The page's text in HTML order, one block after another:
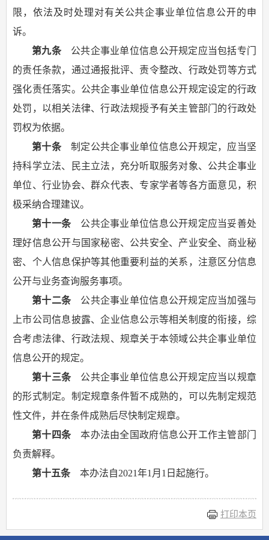
限，依法及时处理对有关公共企事业单位信息公开的申
诉。
第九条公共企事业单位信息公开规定应当包括专门
的责任条款，通过通报批评、责令整改、行政处罚等方式
强化责任落实。公共企事业单位信息公开规定设定的行政
处罚，以相关法律、行政法规授予有关主管部门的行政处
罚权为依据。
第十条制定公共企事业单位信息公开规定，应当坚
持科学立法、民主立法，充分听取服务对象、公共企事业
单位、行业协会、群众代表、专家学者等各方面意见，积
极采纳合理建议。
第十一条公共企事业单位信息公开规定应当妥善处
理好信息公开与国家秘密、公共安全、产业安全、商业秘
密、个人信息保护等其他重要利益的关系，注意区分信息
公开与业务查询服务事项。
第十二条公共企事业单位信息公开规定应当加强与
上市公司信息披露、企业信息公示等相关制度的衔接，综
合考虑法律、行政法规、规章关于本领域公共企事业单位
信息公开的规定。
第十三条公共企事业单位信息公开规定应当以规章
的形式制定。制定规章条件暂不成熟的，可以先制定规范
性文件，并在条件成熟后尽快制定规章。
第十四条本办法由全国政府信息公开工作主管部门
负责解释。
第十五条本办法自2021年1月1日起施行。
打印本页